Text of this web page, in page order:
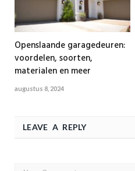
Openslaande garagedeuren:
voordelen, soorten,
materialen en meer
augustus 8, 2024
LEAVE A REPLY